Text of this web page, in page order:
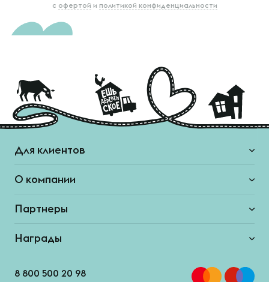
с офертой и политикой конфиденциальности
Для клиентов
О компании
Партнеры
Награды
8 800 500 20 98